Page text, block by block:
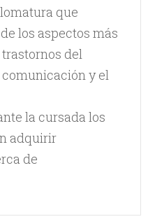
que
los aspectos más
del
y el
la cursada los
adquirir
de